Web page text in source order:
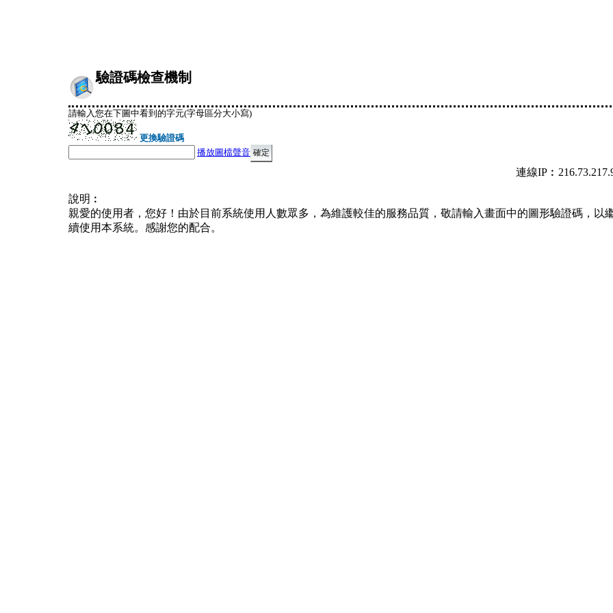
驗證碼檢查機制
請輸入您在下圖中看到的字元(字母區分大小寫)
更換驗證碼
播放圖檔聲音
連線
說明︰
親愛的使用者，您好！由於目前系統使用人數眾多，為維護較佳的服務品質，敬請輸入畫面中的圖形驗證碼，以
續使用本系統。感謝您的配合。